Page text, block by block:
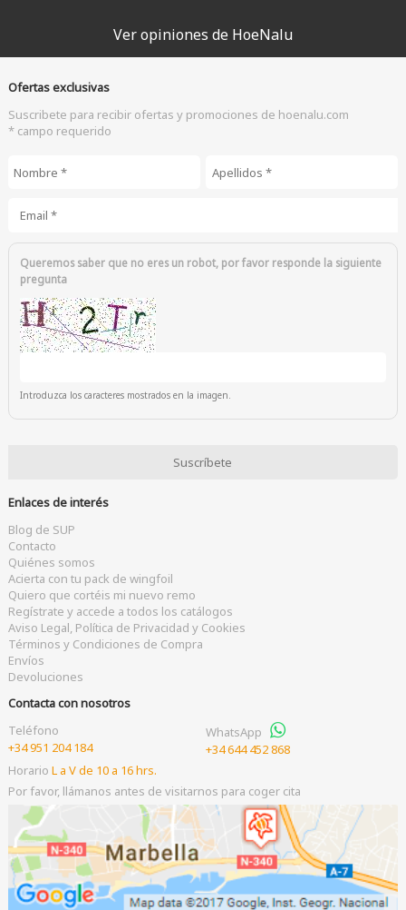
Ver opiniones de HoeNalu
Ofertas exclusivas
Suscribete para recibir ofertas y promociones de hoenalu.com
* campo requerido
Queremos saber que no eres un robot, por favor responde la siguiente
pregunta
Introduzca los caracteres mostrados en la imagen.
Enlaces de interés
Blog de SUP
Contacto
Quiénes somos
Acierta con tu pack de wingfoil
Quiero que cortéis mi nuevo remo
Regístrate y accede a todos los catálogos
Aviso Legal, Política de Privacidad y Cookies
Términos y Condiciones de Compra
Envíos
Devoluciones
Contacta con nosotros
Teléfono
+34 951 204 184
WhatsApp
+34 644 452 868
Horario L a V de 10 a 16 hrs.
Por favor, llámanos antes de visitarnos para coger cita